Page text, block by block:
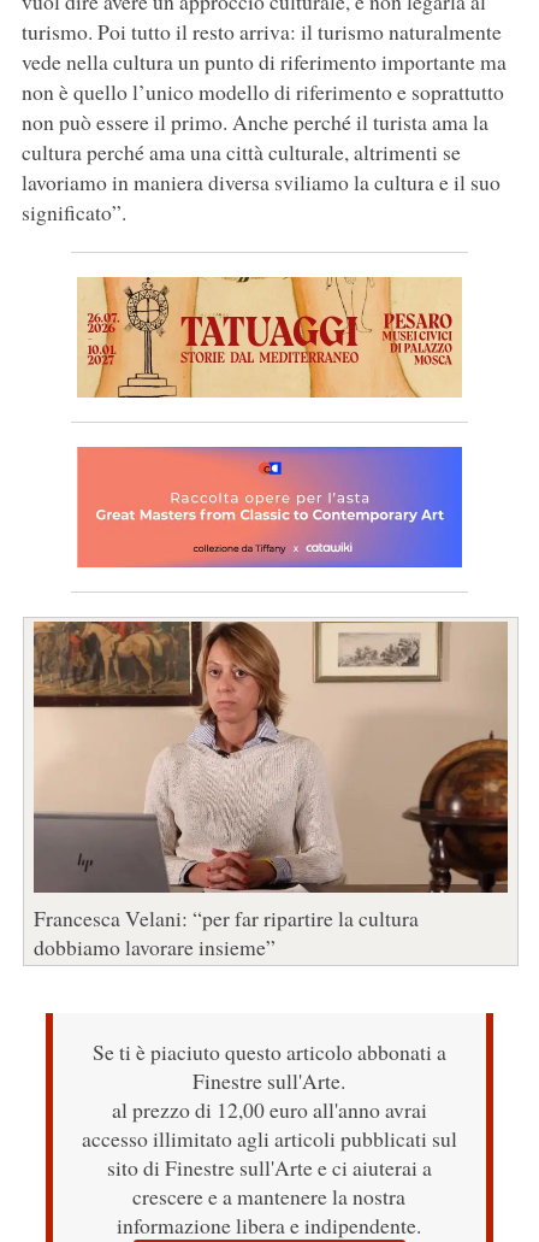
turismo. Poi tutto il resto arriva: il turismo naturalmente
vede nella cultura un punto di riferimento importante ma
non è quello l’unico modello di riferimento e soprattutto
non può essere il primo. Anche perché il turista ama la
cultura perché ama una città culturale, altrimenti se
lavoriamo in maniera diversa sviliamo la cultura e il suo
significato”.
Francesca Velani: “per far ripartire la cultura
dobbiamo lavorare insieme”
Se ti è piaciuto questo articolo abbonati a
Finestre sull'Arte.
al prezzo di 12,00 euro all'anno avrai
accesso illimitato agli articoli pubblicati sul
sito di Finestre sull'Arte e ci aiuterai a
crescere e a mantenere la nostra
informazione libera e indipendente.